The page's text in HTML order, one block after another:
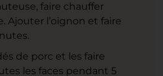
faire chauffer
Ajouter l’oignon et faire
de porc et les faire
les faces pendant 5